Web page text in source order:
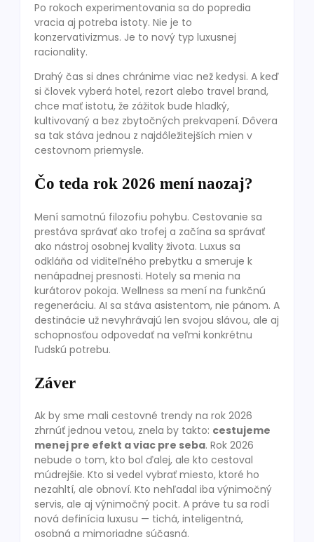
Po rokoch experimentovania sa do popredia
vracia aj potreba istoty. Nie je to
konzervativizmus. Je to nový typ luxusnej
racionality.
Drahý čas si dnes chránime viac než kedysi. A keď
si človek vyberá hotel, rezort alebo travel brand,
chce mať istotu, že zážitok bude hladký,
kultivovaný a bez zbytočných prekvapení. Dôvera
sa tak stáva jednou z najdôležitejších mien v
cestovnom priemysle.
Čo teda rok 2026 mení naozaj?
Mení samotnú filozofiu pohybu. Cestovanie sa
prestáva správať ako trofej a začína sa správať
ako nástroj osobnej kvality života. Luxus sa
odkláňa od viditeľného prebytku a smeruje k
nenápadnej presnosti. Hotely sa menia na
kurátorov pokoja. Wellness sa mení na funkčnú
regeneráciu. AI sa stáva asistentom, nie pánom. A
destinácie už nevyhrávajú len svojou slávou, ale aj
schopnosťou odpovedať na veľmi konkrétnu
ľudskú potrebu.
Záver
Ak by sme mali cestovné trendy na rok 2026
zhrnúť jednou vetou, znela by takto: cestujeme
menej pre efekt a viac pre seba. Rok 2026
nebude o tom, kto bol ďalej, ale kto cestoval
múdrejšie. Kto si vedel vybrať miesto, ktoré ho
nezahltí, ale obnoví. Kto nehľadal iba výnimočný
servis, ale aj výnimočný pocit. A práve tu sa rodí
nová definícia luxusu — tichá, inteligentná,
osobná a mimoriadne súčasná.